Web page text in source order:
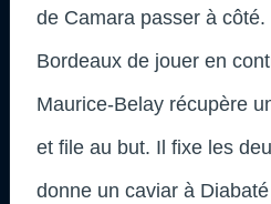
de Camara passer à côté.
Bordeaux de jouer en
Maurice-Belay récupère
et file au but. Il fixe les
donne un caviar à Diabaté